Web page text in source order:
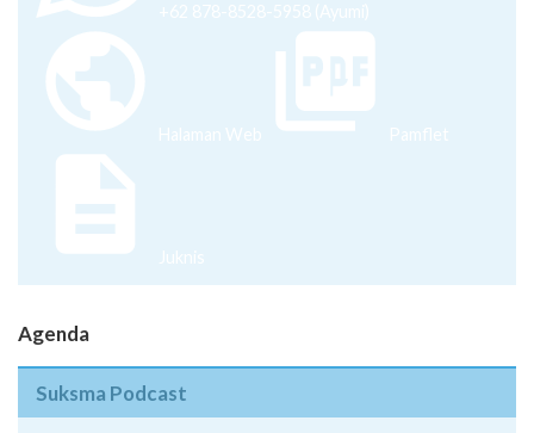
+62 878-8528-5958 (Ayumi)
Halaman Web Pamflet
Juknis
Agenda
Suksma Podcast